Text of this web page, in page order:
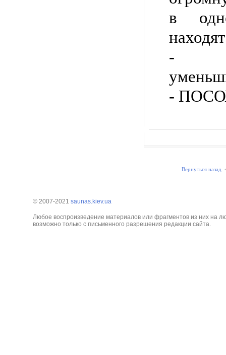
в
-
-
Вернуться назад
© 2007-2021 saunas.kiev.ua
Любое воспроизведение материалов или фрагментов из них на
возможно только с письменного разрешения редакции сайта.